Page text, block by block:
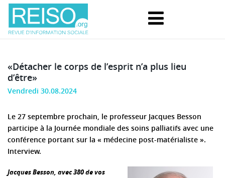
«Détacher le corps de l’esprit n’a plus lieu
d’être»
Vendredi 30.08.2024
Le 27 septembre prochain, le professeur Jacques Besson
participe à la Journée mondiale des soins palliatifs avec une
conférence portant sur la « médecine post-matérialiste ».
Interview.
Jacques Besson, avec 380 de vos